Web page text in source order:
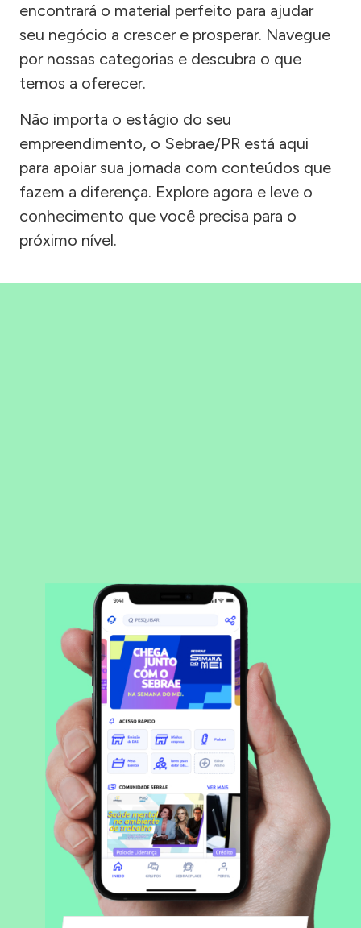
encontrará o material perfeito para ajudar
seu negócio a crescer e prosperar. Navegue
por nossas categorias e descubra o que
temos a oferecer.
Não importa o estágio do seu
empreendimento, o Sebrae/PR está aqui
para apoiar sua jornada com conteúdos que
fazem a diferença. Explore agora e leve o
conhecimento que você precisa para o
próximo nível.